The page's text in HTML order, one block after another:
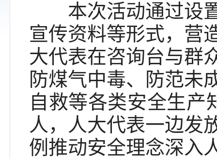
本次活动通过设置
宣传资料等形式，营
大代表在咨询台与群
防煤气中毒、防范未
自救等各类安全生产
人，人大代表一边发
例推动安全理念深入